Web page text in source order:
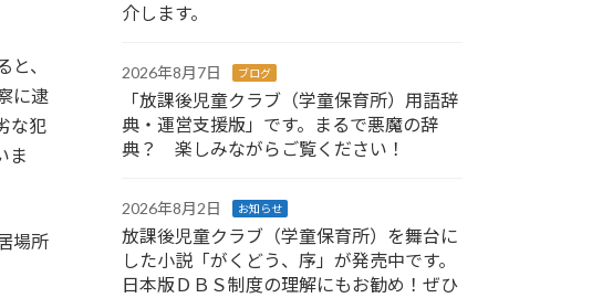
、
に逮
な犯
ま
場所
介します。
2026年8月7日 ブログ
「放課後児童クラブ（学童保育所）用語辞
典・運営支援版」です。まるで悪魔の辞
典？ 楽しみながらご覧ください！
2026年8月2日 お知らせ
放課後児童クラブ（学童保育所）を舞台に
した小説「がくどう、序」が発売中です。
日本版ＤＢＳ制度の理解にもお勧め！ぜひ